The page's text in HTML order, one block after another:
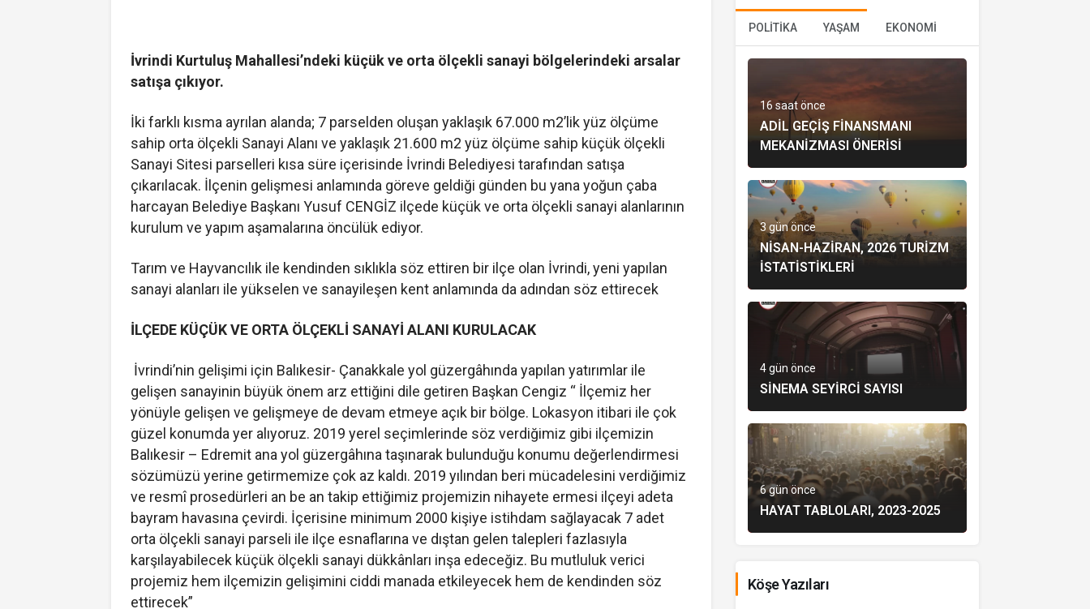
İvrindi Kurtuluş Mahallesi’ndeki küçük ve orta ölçekli sanayi bölgelerindeki arsalar
satışa çıkıyor.
İki farklı kısma ayrılan alanda; 7 parselden oluşan yaklaşık 67.000 m2’lik yüz ölçüme
sahip orta ölçekli Sanayi Alanı ve yaklaşık 21.600 m2 yüz ölçüme sahip küçük ölçekli
Sanayi Sitesi parselleri kısa süre içerisinde İvrindi Belediyesi tarafından satışa
çıkarılacak. İlçenin gelişmesi anlamında göreve geldiği günden bu yana yoğun çaba
harcayan Belediye Başkanı Yusuf CENGİZ ilçede küçük ve orta ölçekli sanayi alanlarının
kurulum ve yapım aşamalarına öncülük ediyor.
Tarım ve Hayvancılık ile kendinden sıklıkla söz ettiren bir ilçe olan İvrindi, yeni yapılan
sanayi alanları ile yükselen ve sanayileşen kent anlamında da adından söz ettirecek
İLÇEDE KÜÇÜK VE ORTA ÖLÇEKLİ SANAYİ ALANI KURULACAK
İvrindi’nin gelişimi için Balıkesir- Çanakkale yol güzergâhında yapılan yatırımlar ile
gelişen sanayinin büyük önem arz ettiğini dile getiren Başkan Cengiz “ İlçemiz her
yönüyle gelişen ve gelişmeye de devam etmeye açık bir bölge. Lokasyon itibari ile çok
güzel konumda yer alıyoruz. 2019 yerel seçimlerinde söz verdiğimiz gibi ilçemizin
Balıkesir – Edremit ana yol güzergâhına taşınarak bulunduğu konumu değerlendirmesi
sözümüzü yerine getirmemize çok az kaldı. 2019 yılından beri mücadelesini verdiğimiz
ve resmî prosedürleri an be an takip ettiğimiz projemizin nihayete ermesi ilçeyi adeta
bayram havasına çevirdi. İçerisine minimum 2000 kişiye istihdam sağlayacak 7 adet
orta ölçekli sanayi parseli ile ilçe esnaflarına ve dıştan gelen talepleri fazlasıyla
karşılayabilecek küçük ölçekli sanayi dükkânları inşa edeceğiz. Bu mutluluk verici
projemiz hem ilçemizin gelişimini ciddi manada etkileyecek hem de kendinden söz
ettirecek”
POLİTİKA YAŞAM EKONOMİ
16 saat önce
ADIL GEÇIŞ FINANSMANI
MEKANIZMASI ÖNERISI
3 gün önce
NISAN-HAZIRAN, 2026 TURIZM
İSTATISTIKLERI
4 gün önce
SINEMA SEYIRCI SAYISI
6 gün önce
HAYAT TABLOLARI, 2023-2025
Köşe Yazıları